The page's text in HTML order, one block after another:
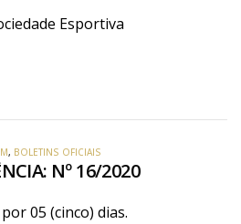
Esportiva
, BOLETINS OFICIAIS
Nº 16/2020
05 (cinco) dias.